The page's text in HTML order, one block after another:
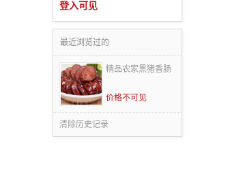
登入可见
最近浏览过的
精品农家黑猪香肠
价格不可见
清除历史记录